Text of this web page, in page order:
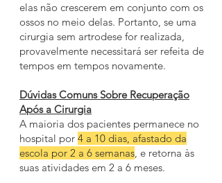
elas não crescerem em conjunto com os
ossos no meio delas. Portanto, se uma
cirurgia sem artrodese for realizada,
provavelmente necessitará ser refeita de
tempos em tempos novamente.
Dúvidas Comuns Sobre Recuperação
Após a Cirurgia
A maioria dos pacientes permanece no
hospital por 4 a 10 dias, afastado da
escola por 2 a 6 semanas, e retorna às
suas atividades em 2 a 6 meses.